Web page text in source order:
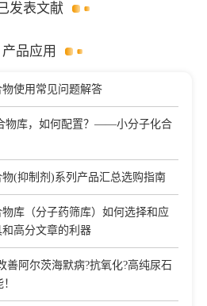
发表文献
产品应用
使用常见问题解答
物库，如何配置？——小分子化合
(抑制剂)系列产品汇总选购指南
库（分子药筛库）如何选择和应
高分文章的利器
善阿尔茨海默病?抗氧化?高纯尿石